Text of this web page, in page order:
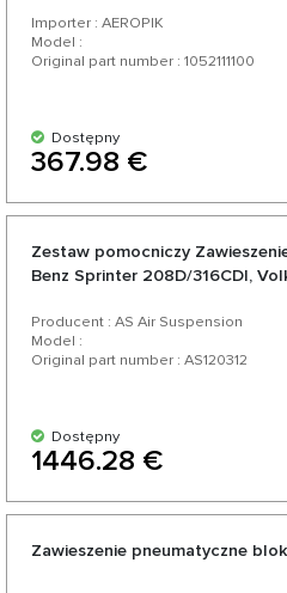
Importer : AEROPIK
Model :
Original part number : 1052111100
Dostępny
367.98 €
Zestaw pomocniczy
Benz Sprinter 208D/316CDI,
Producent : AS Air Suspension
Model :
Original part number : AS120312
Dostępny
1446.28 €
Zawieszenie pneumatyczne